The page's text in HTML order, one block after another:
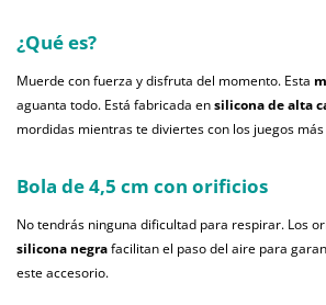
¿Qué es?
Muerde con fuerza y disfruta del momento. Esta
aguanta todo. Está fabricada ensilicona de alta
mordidas mientras te diviertes con los juegos
Bola de 4,5 cm con orificios
No tendrás ninguna dificultad para respirar. Los
silicona negrafacilitan el paso del aire para
este accesorio.